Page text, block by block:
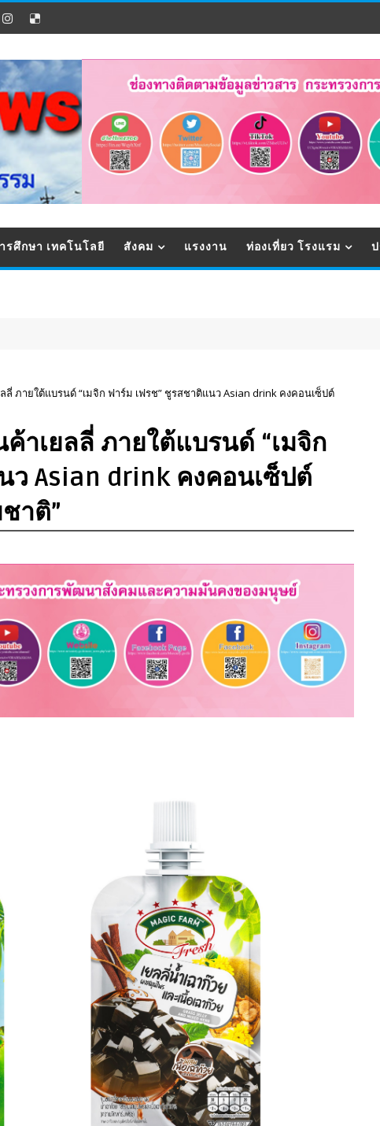
รศึกษา เทคโนโลยี สังคม แรงงาน ท่องเที่ยว โรงแรม
ลี่ ภายใต้แบรนด์ “เมจิก ฟาร์ม เฟรช” ชูรสชาติแนว Asian drink คงคอนเซ็ปต์
าเยลลี่ ภายใต้แบรนด์ “เมจิก
ว Asian drink คงคอนเซ็ปต์
าติ”